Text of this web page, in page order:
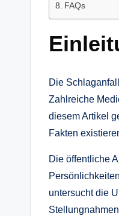
FAQs
Die
Zahlreiche
diesem Artikel
Fakten
Die öffentliche
untersucht die